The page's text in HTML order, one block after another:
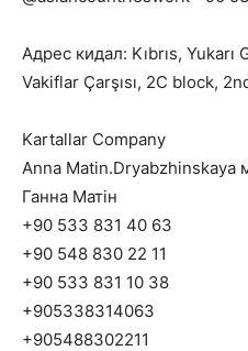
Адрес кидал: Kıbrıs, Yukarı
Vakiflar Çarşısı, 2C block,
Kartallar Company
Anna Matin.Dryabzhinskaya
Ганна Матін
+90 533 831 40 63
+90 548 830 22 11
+90 533 831 10 38
+905338314063
+905488302211